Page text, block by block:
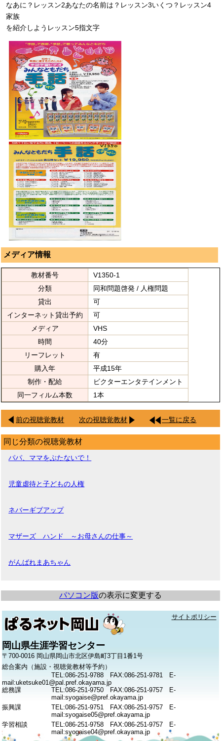
なあに？レッスン2あなたの名前は？レッスン3いくつ？レッスン4
家族
を紹介しようレッスン5指文字
メディア情報
教材番号
V1350-1
分類
同和問題啓発 / 人権問題
貸出
可
インターネット貸出予約
可
メディア
VHS
時間
40分
リーフレット
有
購入年
平成15年
制作・配給
ビクターエンタテインメント
同一フィルム本数
1本
前の視聴覚教材 次の視聴覚教材 一覧に戻る
同じ分類の視聴覚教材
パパ、ママをぶたないで！
児童虐待と子どもの人権
ネバーギブアップ
マザーズ ハンド ～お母さんの仕事～
がんばれまあちゃん
パソコン版の表示に変更する
サイトポリシー
岡山県生涯学習センター
〒700-0016 岡山県岡山市北区伊島町3丁目1番1号
総合案内（施設・視聴覚教材等予約）
TEL:086-251-9788 FAX:086-251-9781 E-
mail:uketsuke01@pal.pref.okayama.jp
総務課
TEL:086-251-9750 FAX:086-251-9757 E-
mail:syogaise@pref.okayama.jp
振興課
TEL:086-251-9751 FAX:086-251-9757 E-
mail:syogaise05@pref.okayama.jp
学習相談
TEL:086-251-9758 FAX:086-251-9757 E-
mail:syogaise04@pref.okayama.jp